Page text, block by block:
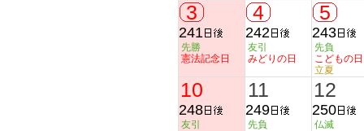
3
241
先勝
憲法記念日
4
242
友引
みどりの日
5
243
先負
こどもの日
立夏
10
248
友引
11
249
先負
12
250
仏滅